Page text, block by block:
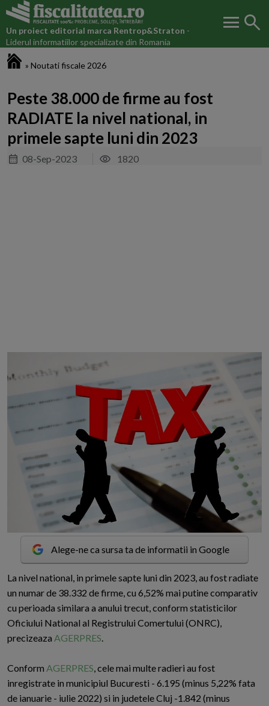
Un proiect editorial marca Rentrop&Straton -
Liderul informatiilor specializate din Romania
menu search
» Noutati fiscale 2026
Peste 38.000 de firme au fost
RADIATE la nivel national, in
primele sapte luni din 2023
08-Sep-2023 1820
Alege-ne ca sursa ta de informatii in Google
L a nivel national, in primele sapte luni din 2023, au fost radiate
un numar de 38.332 de firme, cu 6,52% mai putine comparativ
cu perioada similara a anului trecut, conform statisticilor
Oficiului National al Registrului Comertului (ONRC),
precizeaza AGERPRES
Conform AGERPRES , cele mai multe radieri au fost
inregistrate in municipiul Bucuresti - 6.195 (minus 5,22% fata
de ianuarie - iulie 2022) si in judetele Cluj -1.842 (minus